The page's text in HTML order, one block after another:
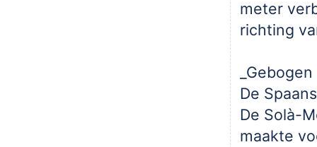
meter
richting
De
De Solà-
maakte